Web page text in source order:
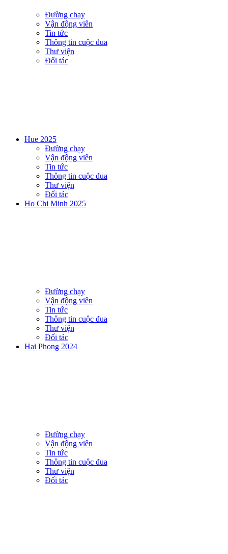
Đường chạy
Vận động viên
Tin tức
Thông tin cuộc đua
Thư viện
Đối tác
Hue 2025
Đường chạy
Vận động viên
Tin tức
Thông tin cuộc đua
Thư viện
Đối tác
Ho Chi Minh 2025
Đường chạy
Vận động viên
Tin tức
Thông tin cuộc đua
Thư viện
Đối tác
Hai Phong 2024
Đường chạy
Vận động viên
Tin tức
Thông tin cuộc đua
Thư viện
Đối tác